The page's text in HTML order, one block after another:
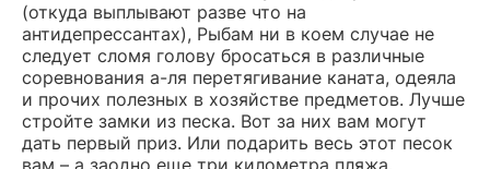
(откуда выплывают разве что на
антидепрессантах), Рыбам ни в коем случае не
следует сломя голову бросаться в различные
соревнования а-ля перетягивание каната, одеяла
и прочих полезных в хозяйстве предметов. Лучше
стройте замки из песка. Вот за них вам могут
дать первый приз. Или подарить весь этот песок
вам – а заодно еще три километра пляжа.